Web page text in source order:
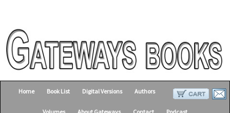
Home Book List Digital Versions Authors